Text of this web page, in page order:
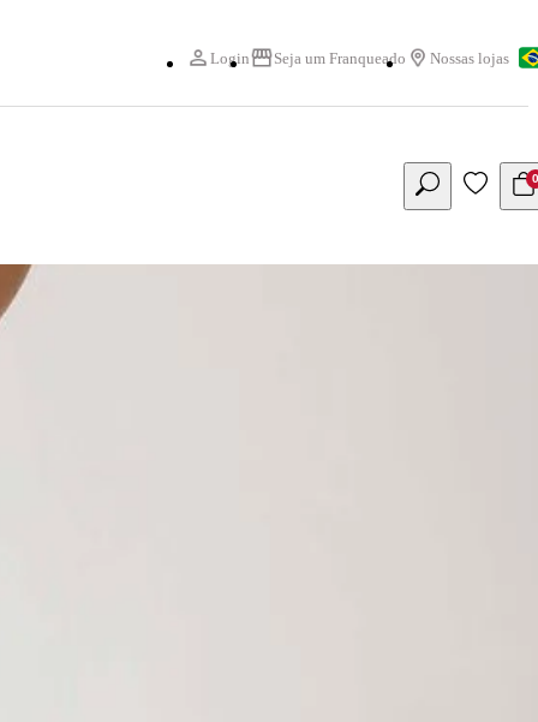
Login Seja um Franqueado Nossas lojas
0